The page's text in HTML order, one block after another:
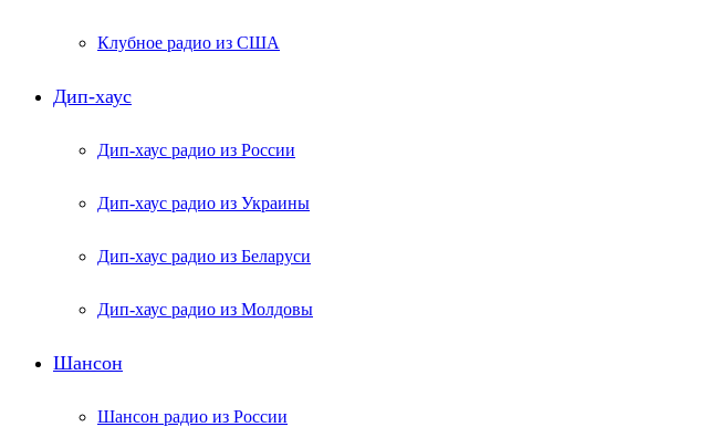
Клубное радио из США
Дип-хаус
Дип-хаус радио из России
Дип-хаус радио из Украины
Дип-хаус радио из Беларуси
Дип-хаус радио из Молдовы
Шансон
Шансон радио из России